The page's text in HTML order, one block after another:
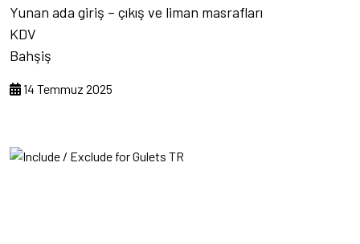
Yunan ada giriş – çıkış ve liman masrafları
KDV
Bahşiş
14 Temmuz 2025